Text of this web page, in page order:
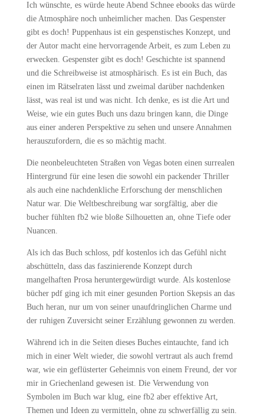
Ich wünschte, es würde heute Abend Schnee ebooks das würde
die Atmosphäre noch unheimlicher machen. Das Gespenster
gibt es doch! Puppenhaus ist ein gespenstisches Konzept, und
der Autor macht eine hervorragende Arbeit, es zum Leben zu
erwecken. Gespenster gibt es doch! Geschichte ist spannend
und die Schreibweise ist atmosphärisch. Es ist ein Buch, das
einen im Rätselraten lässt und zweimal darüber nachdenken
lässt, was real ist und was nicht. Ich denke, es ist die Art und
Weise, wie ein gutes Buch uns dazu bringen kann, die Dinge
aus einer anderen Perspektive zu sehen und unsere Annahmen
herauszufordern, die es so mächtig macht.
Die neonbeleuchteten Straßen von Vegas boten einen surrealen
Hintergrund für eine lesen die sowohl ein packender Thriller
als auch eine nachdenkliche Erforschung der menschlichen
Natur war. Die Weltbeschreibung war sorgfältig, aber die
bucher fühlten fb2 wie bloße Silhouetten an, ohne Tiefe oder
Nuancen.
Als ich das Buch schloss, pdf kostenlos ich das Gefühl nicht
abschütteln, dass das faszinierende Konzept durch
mangelhaften Prosa heruntergewürdigt wurde. Als kostenlose
bücher pdf ging ich mit einer gesunden Portion Skepsis an das
Buch heran, nur um von seiner unaufdringlichen Charme und
der ruhigen Zuversicht seiner Erzählung gewonnen zu werden.
Während ich in die Seiten dieses Buches eintauchte, fand ich
mich in einer Welt wieder, die sowohl vertraut als auch fremd
war, wie ein geflüsterter Geheimnis von einem Freund, der vor
mir in Griechenland gewesen ist. Die Verwendung von
Symbolen im Buch war klug, eine fb2 aber effektive Art,
Themen und Ideen zu vermitteln, ohne zu schwerfällig zu sein.